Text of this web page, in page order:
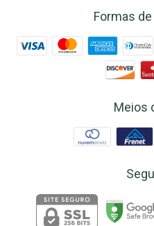
Formas
Meios